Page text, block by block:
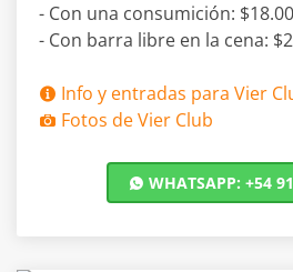
- Con una consumición:
- Con barra libre en la cena:
Info y entradas para Vier
Fotos de Vier Club
WHATSAPP: +54